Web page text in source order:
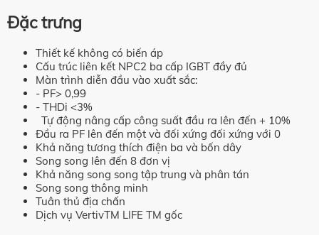
Đặc trưng
Thiết kế không có biến áp
Cấu trúc liên kết NPC2 ba cấp IGBT đầy đủ
Màn trình diễn đầu vào xuất sắc:
- PF> 0,99
- THDi <3%
Tự động nâng cấp công suất đầu ra lên đến + 10%
Đầu ra PF lên đến một và đối xứng đối xứng với 0
Khả năng tương thích điện ba và bốn dây
Song song lên đến 8 đơn vị
Khả năng song song tập trung và phân tán
Song song thông minh
Tuân thủ địa chấn
Dịch vụ VertivTM LIFE TM gốc